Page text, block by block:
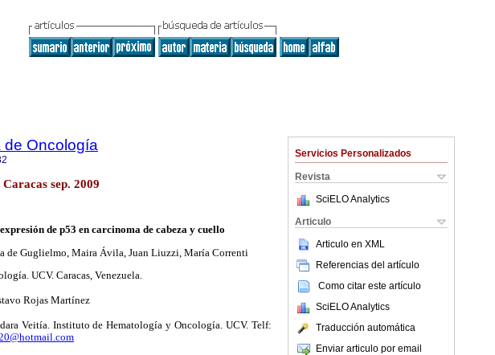
Servicios Personalizados
Revista
SciELO Analytics
Articulo
Articulo en XML
Referencias del artículo
Como citar este artículo
SciELO Analytics
Traducción automática
Enviar articulo por email
de Oncología
sep. 2009
de p53 en carcinoma de cabeza y cuello
de Guglielmo, Maira Ávila, Juan Liuzzi, María Correnti
UCV. Caracas, Venezuela.
Rojas Martínez
Veitía. Instituto de Hematología y Oncología. UCV. Telf: